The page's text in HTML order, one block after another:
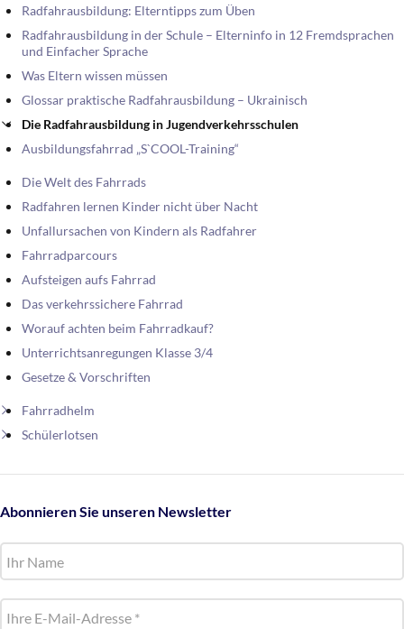
Radfahrausbildung: Elterntipps zum Üben
Radfahrausbildung in der Schule – Elterninfo in 12 Fremdsprachen
und Einfacher Sprache
Was Eltern wissen müssen
Glossar praktische Radfahrausbildung – Ukrainisch
Die Radfahrausbildung in Jugendverkehrsschulen
Ausbildungsfahrrad „S`COOL-Training“
Die Welt des Fahrrads
Radfahren lernen Kinder nicht über Nacht
Unfallursachen von Kindern als Radfahrer
Fahrradparcours
Aufsteigen aufs Fahrrad
Das verkehrssichere Fahrrad
Worauf achten beim Fahrradkauf?
Unterrichtsanregungen Klasse 3/4
Gesetze & Vorschriften
Fahrradhelm
Schülerlotsen
Abonnieren Sie unseren Newsletter